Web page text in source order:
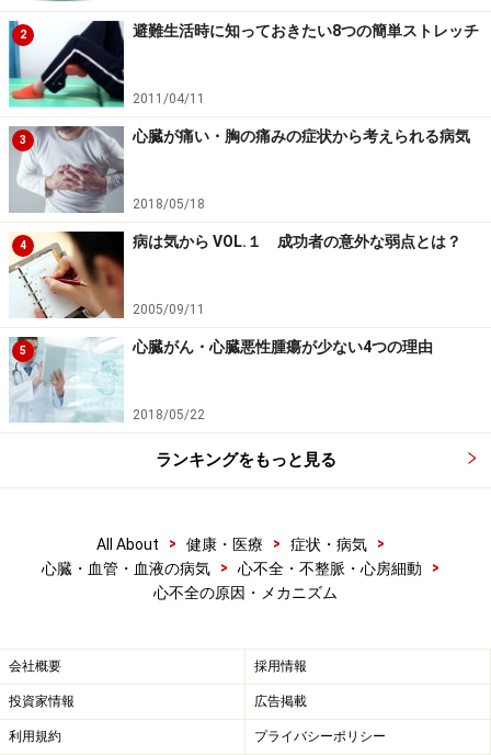
C: 急性心不全・慢性心不全
心不全のもとの原因が急に起こる病気たとえば心筋梗塞
くり起こる病気たとえばリウマチ性弁膜症では心不全も
2 避難生活時に知っておきたい8つの簡単ストレッチ
2011/04/11
3 心臓が痛い・胸の痛みの症状から考えられる病気
2018/05/18
4 病は気から VOL.１ 成功者の意外な弱点とは？
2005/09/11
5 心臓がん・心臓悪性腫瘍が少ない4つの理由
2018/05/22
ランキングをもっと見る
All About > 健康・医療 > 症状・病気
>
心臓・血管・血液の病気
> 心不全・不整脈・心房細動
>
心不全の原因・メカニズム
会社概要 採用情報
投資家情報 広告掲載
利用規約 プライバシーポリシー